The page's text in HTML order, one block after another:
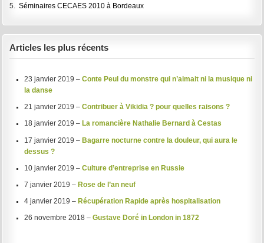
5.Séminaires CECAES 2010 à Bordeaux
Articles les plus récents
23 janvier 2019 – Conte Peul du monstre qui n’aimait ni la musique ni
la danse
21 janvier 2019 – Contribuer à Vikidia ? pour quelles raisons ?
18 janvier 2019 – La romancière Nathalie Bernard à Cestas
17 janvier 2019 – Bagarre nocturne contre la douleur, qui aura le
dessus ?
10 janvier 2019 – Culture d’entreprise en Russie
7 janvier 2019 – Rose de l’an neuf
4 janvier 2019 – Récupération Rapide après hospitalisation
26 novembre 2018 – Gustave Doré in London in 1872